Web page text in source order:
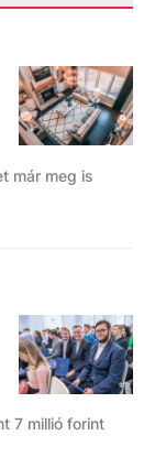
már meg is
7 millió forint